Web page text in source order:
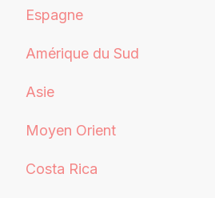
Espagne
Amérique du Sud
Asie
Moyen Orient
Costa Rica